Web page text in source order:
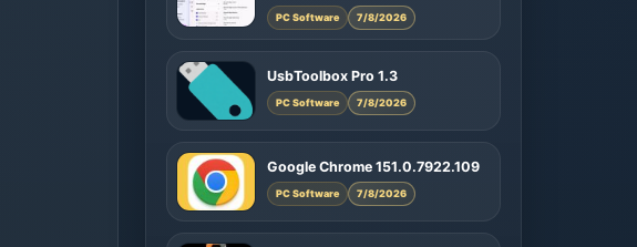
PC Software 7/8/2026
UsbToolbox Pro 1.3
PC Software 7/8/2026
Google Chrome 151.0.7922.109
PC Software 7/8/2026